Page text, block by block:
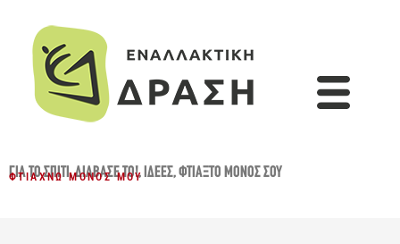
ΓΙΑ ΤΟ ΣΠΊΤΙ,ΔΙΆΒΑΣΈ ΤΟ!,ΙΔΈΕΣ,ΦΤΙΆΞΤΟ ΜΌΝΟΣ ΣΟΥ
ΦΤΙΆΧΝΩ ΜΌΝΟΣ ΜΟΥ